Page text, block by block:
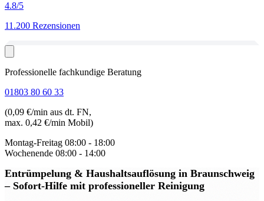
4.8/5
11.200 Rezensionen
Professionelle fachkundige Beratung
01803 80 60 33
(0,09 €/min aus dt. FN,
max. 0,42 €/min Mobil)
Montag-Freitag 08:00 - 18:00
Wochenende 08:00 - 14:00
Entrümpelung & Haushaltsauflösung in Braunschweig
– Sofort-Hilfe mit professioneller Reinigung